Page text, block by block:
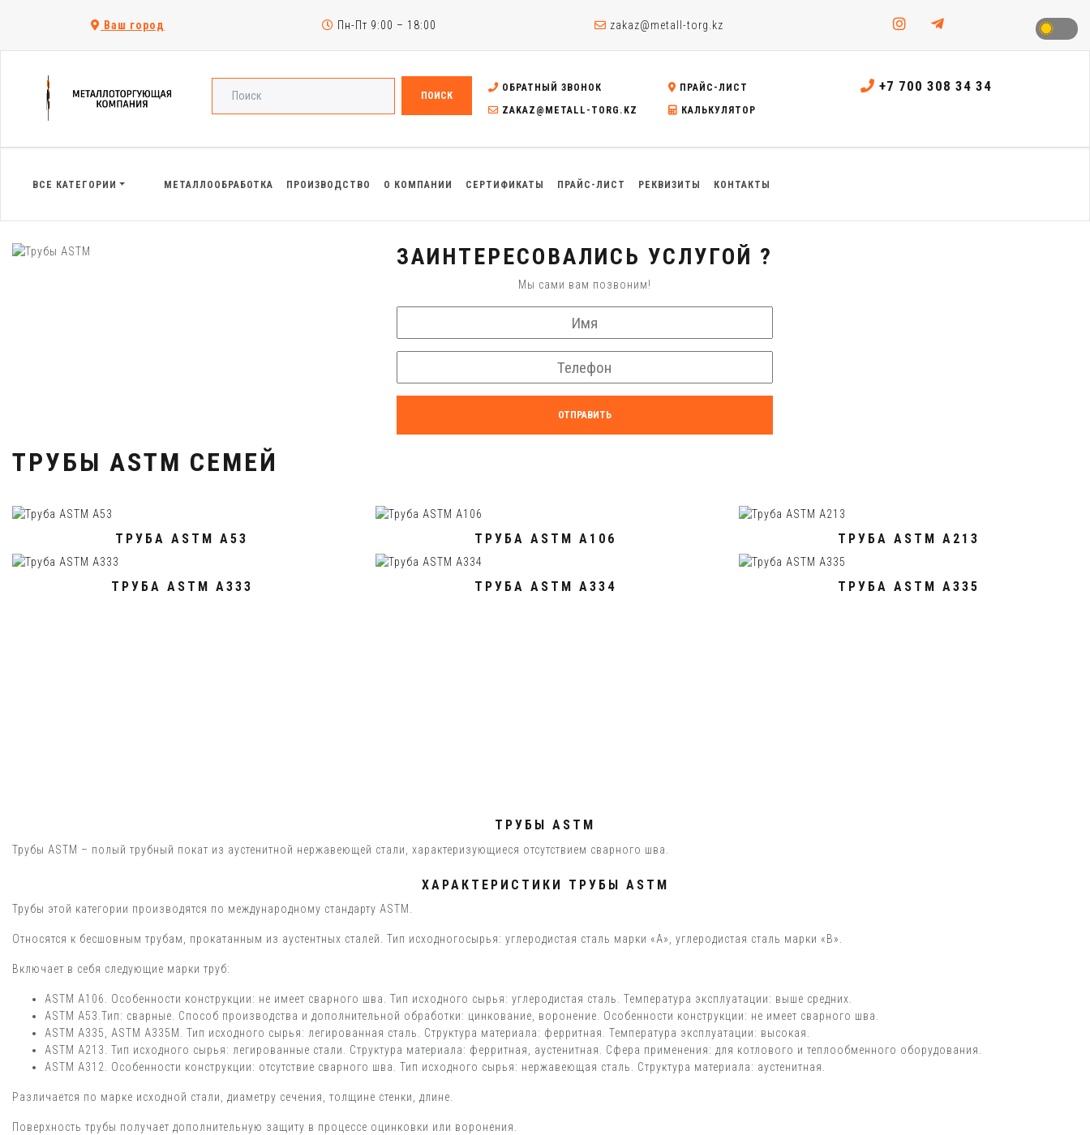
Ваш город Пн-Пт 9:00 – 18:00 zakaz@metall-torg.kz
ПОИСК
ОБРАТНЫЙ ЗВОНОК
ПРАЙС-ЛИСТ
ZAKAZ@METALL-TORG.KZ
КАЛЬКУЛЯТОР
+7 700 308 34 34
ВСЕ КАТЕГОРИИ МЕТАЛЛООБРАБОТКА ПРОИЗВОДСТВО О КОМПАНИИ СЕРТИФИКАТЫ ПРАЙС-ЛИСТ РЕКВИЗИТЫ КОНТАКТЫ
ЗАИНТЕРЕСОВАЛИСЬ УСЛУГОЙ ?
Мы сами вам позвоним!
ОТПРАВИТЬ
ТРУБЫ ASTM СЕМЕЙ
ТРУБА ASTM A53 ТРУБА ASTM A106 ТРУБА ASTM A213
ТРУБА ASTM A333 ТРУБА ASTM A334 ТРУБА ASTM A335
ТРУБЫ ASTM
Трубы ASTM – полый трубный покат из аустенитной нержавеющей стали, характеризующиеся отсутствием сварного шва.
ХАРАКТЕРИСТИКИ ТРУБЫ ASTM
Трубы этой категории производятся по международному стандарту ASTM.
Относятся к бесшовным трубам, прокатанным из аустентных сталей. Тип исходногосырья: углеродистая сталь марки «А», углеродистая сталь марки «В».
Включает в себя следующие марки труб:
ASTM A106. Особенности конструкции: не имеет сварного шва. Тип исходного сырья: углеродистая сталь. Температура эксплуатации: выше средних.
ASTM A53.Тип: сварные. Способ производства и дополнительной обработки: цинкование, воронение. Особенности конструкции: не имеет сварного шва.
ASTM A335, ASTM A335M. Тип исходного сырья: легированная сталь. Структура материала: ферритная. Температура эксплуатации: высокая.
ASTM A213. Тип исходного сырья: легированные стали. Структура материала: ферритная, аустенитная. Сфера применения: для котлового и теплообменного оборудования.
ASTM A312. Особенности конструкции: отсутствие сварного шва. Тип исходного сырья: нержавеющая сталь. Структура материала: аустенитная.
Различается по марке исходной стали, диаметру сечения, толщине стенки, длине.
Поверхность трубы получает дополнительную защиту в процессе оцинковки или воронения.